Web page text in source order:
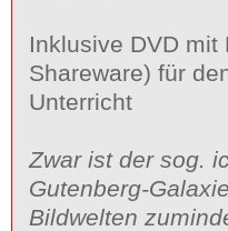
Inklusive DVD mit
Shareware) für
Unterricht
Zwar ist der sog.
Gutenberg-
Bildwelten